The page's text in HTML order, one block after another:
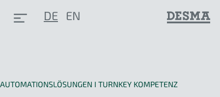
DE EN
AUTOMATIONSLÖSUNGEN I TURNKEY KOMPETENZ